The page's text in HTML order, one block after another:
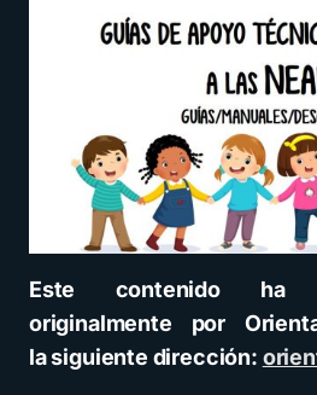
Este contenido ha
originalmente por
la siguiente dirección: